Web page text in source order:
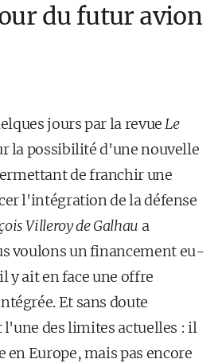
du futur avion
jours par la revueLe
la possibilité d'une nouvelle
de franchir une
l'intégration de la défense
Villeroy de Galhau a
voulons un financement eu­
y ait en face une offre
Et sans doute
l'une des limites actuelles : il
en Europe, mais pas encore